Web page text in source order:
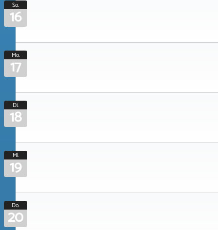
So.
16
Mo.
17
Di.
18
Mi.
19
Do.
20